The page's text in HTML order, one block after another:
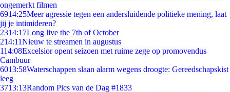
ongemerkt filmen
6914:25Meer agressie tegen een andersluidende politieke mening, laat
jij je intimideren?
2314:17Long live the 7th of October
214:11Nieuw te streamen in augustus
114:08Excelsior opent seizoen met ruime zege op promovendus
Cambuur
6013:58Waterschappen slaan alarm wegens droogte: Gereedschapskist
leeg
3713:13Random Pics van de Dag #1833